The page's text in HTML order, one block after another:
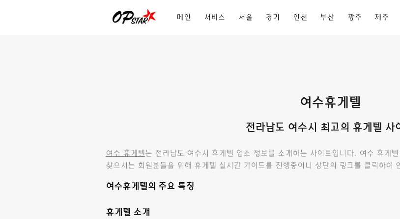
메인 서비스 서울 경기 인천 부산 광주 제주
여수휴게텔
전라남도 여수시 최고의 휴게텔 사
여수 휴게텔 는 전라남도 여수시 휴게텔 업소 정보를 소개하는 사이트입니다. 여수 휴게
찾으시는 회원분들을 위해 휴게텔 실시간 가이드를 진행중이니 상단의 링크를 클릭하여
여수휴게텔의 주요 특징
휴게텔 소개